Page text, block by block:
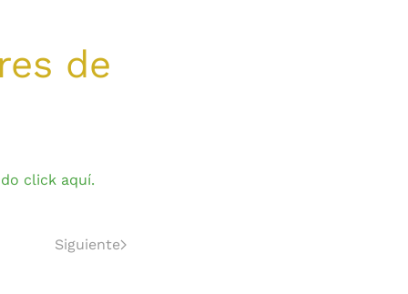
de
click aquí.
Siguiente